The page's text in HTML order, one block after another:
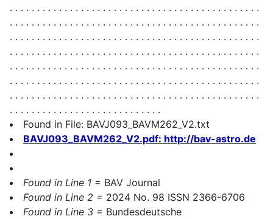
. . . . . . . . . . . . . . . . . . . . . . . . . . . . . . . . . . . . . . . . . . . . . .
. . . . . . . . . . . . . . . . . . . . . . . . . . . . . . . . . . . . . . . . . . . . . .
. . . . . . . . . . . . . . . . . . . . . . . . . . . . . . . . . . . . . . . . . . . . . .
. . . . . . . . . . . . . . . . . . . . . . . . . . . . . . . . . . . . . . . . . . . . . .
. . . . . . . . . . . . . . . . . . . . . . . . . . . . . . . . . . . . . . . . . . . . . .
. . . . . . . . . . . . . . . . . . . . . . . . . . . . . . . . . . . . . . . . . . . . . .
. . . . . . . . . . . . . . . . . . . . . . . . . . . . . . . . . . . . . . . . . . . . . .
. . . . . . . . . . . . . . . . . . . . . . . . . . . .
Found in File: BAVJ093_BAVM262_V2.txt
BAVJ093_BAVM262_V2.pdf: http://bav-astro.de
Found in Line 1 = BAV Journal
Found in Line 2 = 2024 No. 98 ISSN 2366-6706
Found in Line 3 = Bundesdeutsche